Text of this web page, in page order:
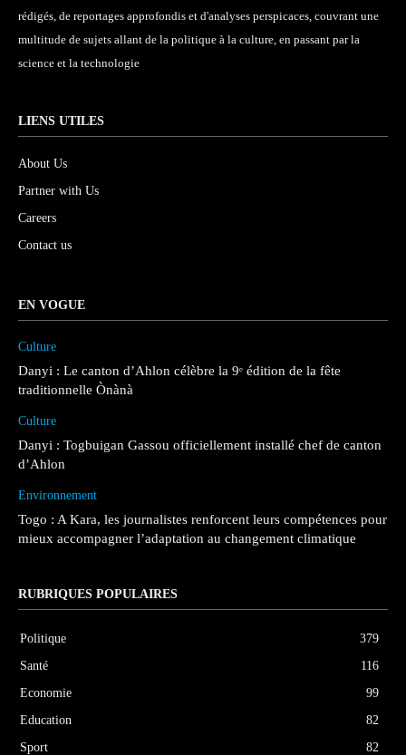
rédigés, de reportages approfondis et d'analyses perspicaces, couvrant une
multitude de sujets allant de la politique à la culture, en passant par la
science et la technologie
LIENS UTILES
About Us
Partner with Us
Careers
Contact us
EN VOGUE
Culture
Danyi : Le canton d’Ahlon célèbre la 9ᵉ édition de la fête
traditionnelle Ònànà
Culture
Danyi : Togbuigan Gassou officiellement installé chef de canton
d’Ahlon
Environnement
Togo : A Kara, les journalistes renforcent leurs compétences pour
mieux accompagner l’adaptation au changement climatique
RUBRIQUES POPULAIRES
Politique
379
Santé
116
Economie
99
Education
82
Sport
82